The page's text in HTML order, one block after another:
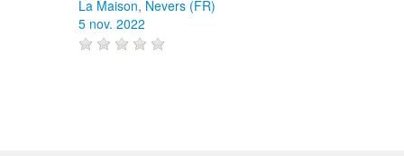
La Maison, Nevers (FR)
5 nov. 2022